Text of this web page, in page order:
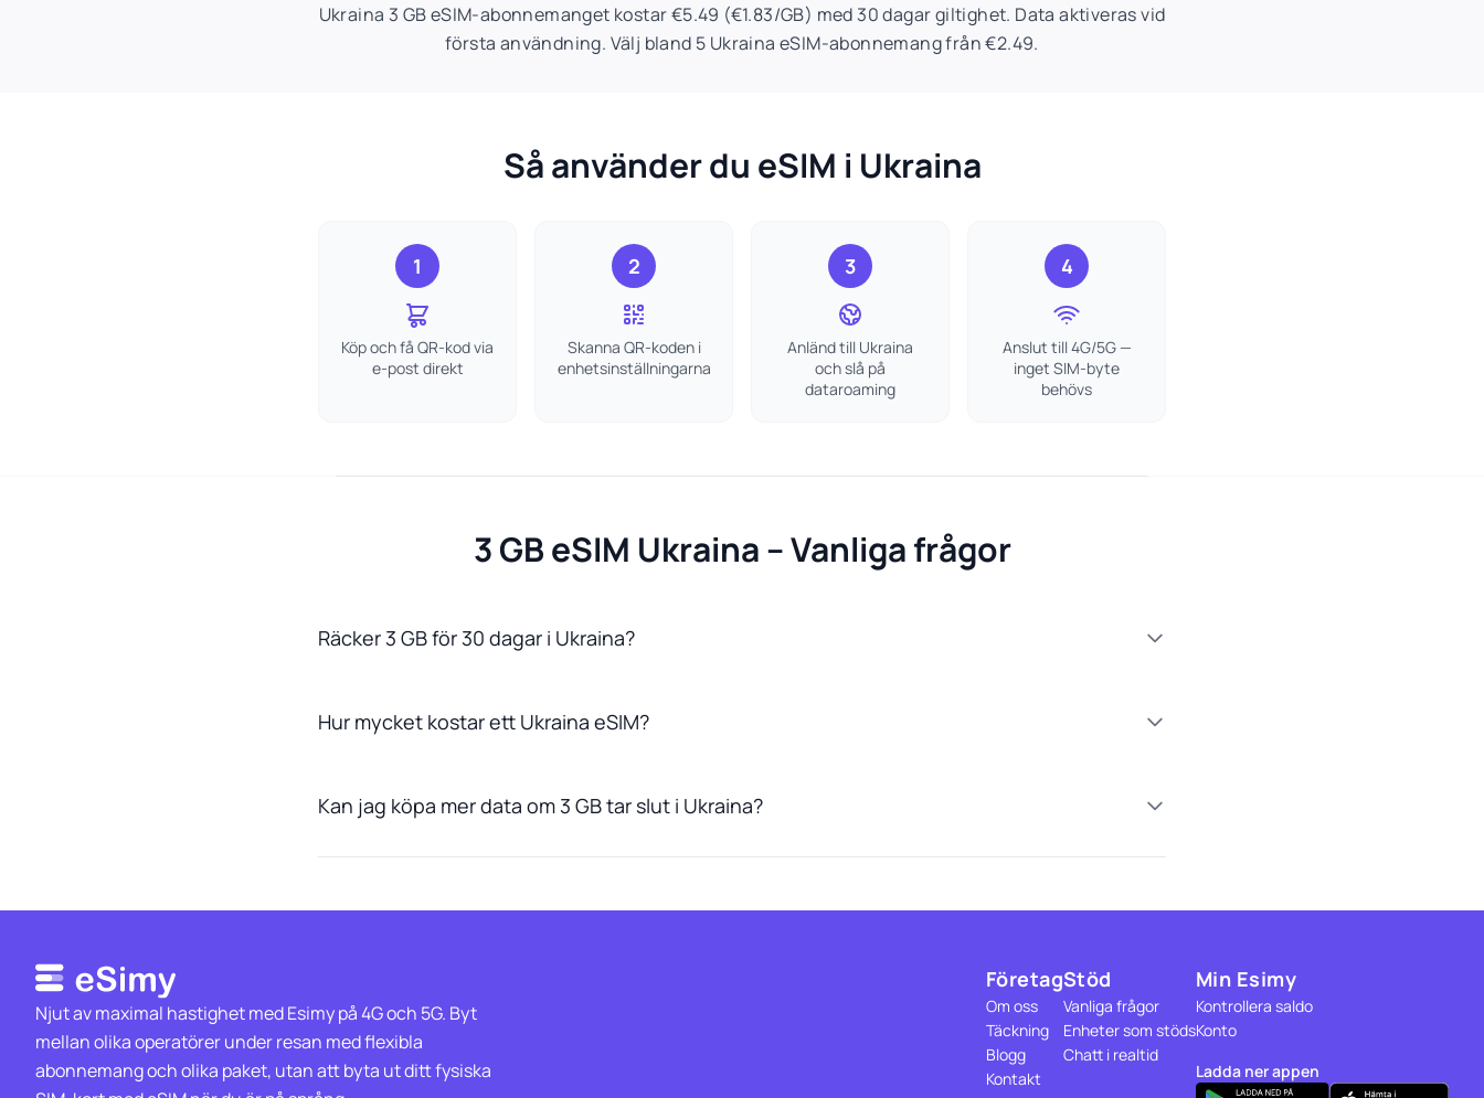
Ukraina 3 GB eSIM-abonnemanget kostar €5.49 (€1.83/GB) med 30 dagar giltighet. Data aktiveras vid
första användning. Välj bland 5 Ukraina eSIM-abonnemang från €2.49.
Så använder du eSIM i Ukraina
1
Köp och få QR-kod via
e-post direkt
2
Skanna QR-koden i
enhetsinställningarna
3
Anländ till Ukraina
och slå på
dataroaming
4
Anslut till 4G/5G —
inget SIM-byte
behövs
3 GB eSIM Ukraina – Vanliga frågor
Räcker 3 GB för 30 dagar i Ukraina?
Hur mycket kostar ett Ukraina eSIM?
Kan jag köpa mer data om 3 GB tar slut i Ukraina?
Njut av maximal hastighet med Esimy på 4G och 5G. Byt
mellan olika operatörer under resan med flexibla
abonnemang och olika paket, utan att byta ut ditt fysiska
Företag
Om oss
Täckning
Blogg
Kontakt
Stöd
Vanliga frågor
Enheter som stöds
Chatt i realtid
Min Esimy
Kontrollera saldo
Konto
Ladda ner appen